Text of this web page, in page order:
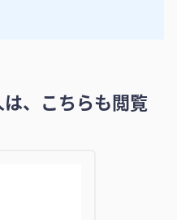
、こちらも閲覧